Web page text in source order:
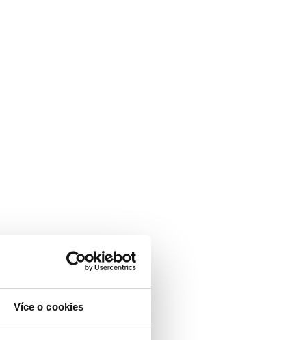
Více o cookies